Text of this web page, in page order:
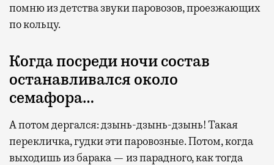
забронировать нужные билеты и рестораны.
Бизнес-зал становится местом, где можно
провести переговоры, поработать или просто
выпить кофе, наблюдая сквозь панорамные
самолеты. В Москве нет недостатка
в лаунжах. В аэропортах их обычно
помню из детства звуки паровозов, проезжающих
по кольцу.
Когда посреди ночи состав
останавливался около
семафора…
А потом дергался: дзынь-дзынь-дзынь! Такая
перекличка, гудки эти паровозные. Потом, когда
выходишь из барака — из парадного, как тогда